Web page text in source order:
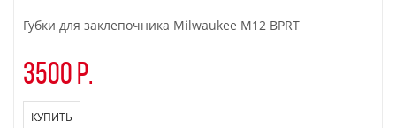
Губки для заклепочника Milwaukee M12 BPRT
3500 р.
КУПИТЬ